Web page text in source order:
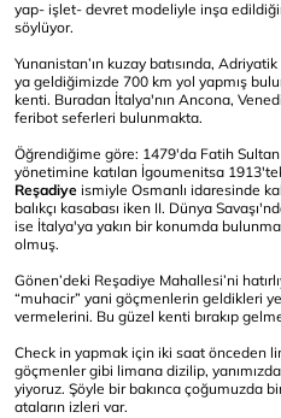
yap- işlet- devret modeliyle inşa
söylüyor.
Yunanistan’ın kuzay batısında,
ya geldiğimizde 700 km yol yapmış
kenti. Buradan İtalya'nın Ancona,
feribot seferleri bulunmakta.
Öğrendiğime göre: 1479'da Fatih
yönetimine katılan İgoumenitsa
Reşadiye ismiyle Osmanlı idaresinde
balıkçı kasabası iken II. Dünya
ise İtalya'ya yakın bir konumda
olmuş.
Gönen’deki Reşadiye Mahallesi’ni
“muhacir” yani göçmenlerin geldikleri
vermelerini. Bu güzel kenti bırakıp
Check in yapmak için iki saat önceden
göçmenler gibi limana dizilip,
yiyoruz. Şöyle bir bakınca çoğumuzda
ataların izleri var.